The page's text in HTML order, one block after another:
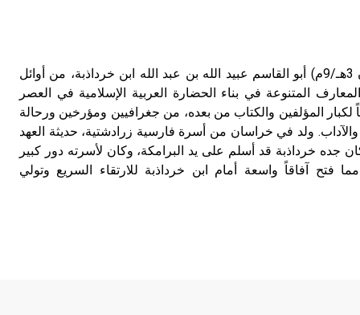
ابن خرداذبة (عاش في القرن 3هـ/9م) أبو القاسم عبيد الله بن عبد الله ابن خرداذبة، من أوائل
المتنوعة في بناء الحضارة العربية الإسلامية في العصر
المؤلفين والكتاب من بعده، من جغرافيين ومؤرخين ورحالة
ولد في خراسان من أسرة فارسية زرادشتية، حديثة العهد
كان جده خرداذبة قد أسلم على يد البرامكة، وكان لأسرته دور كبير
فتح آفاقاً واسعة أمام ابن خرداذبة للارتقاء السريع وتولي